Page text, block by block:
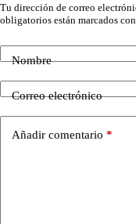
Tu dirección de correo
obligatorios están marcados con
Nombre
Correo electrónico
Añadir comentario *